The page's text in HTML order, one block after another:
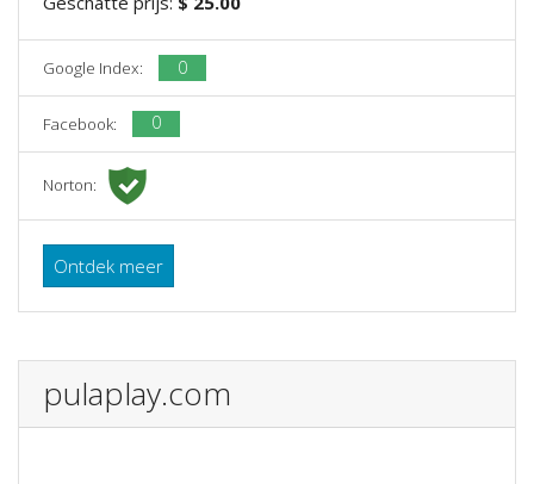
Google Index: 0
Facebook: 0
Norton:
Ontdek meer
pulaplay.com